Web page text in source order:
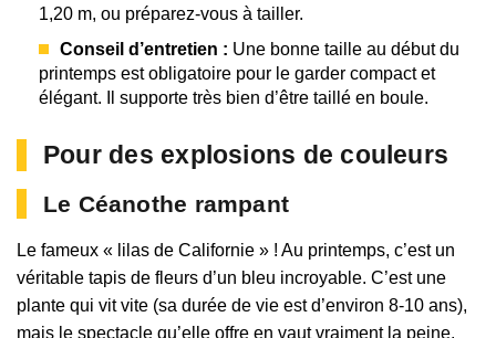
1,20 m, ou préparez-vous à tailler.
Conseil d’entretien : Une bonne taille au début du
printemps est obligatoire pour le garder compact et
élégant. Il supporte très bien d’être taillé en boule.
Pour des explosions de couleurs
Le Céanothe rampant
Le fameux « lilas de Californie » ! Au printemps, c’est un
véritable tapis de fleurs d’un bleu incroyable. C’est une
plante qui vit vite (sa durée de vie est d’environ 8-10 ans),
mais le spectacle qu’elle offre en vaut vraiment la peine.